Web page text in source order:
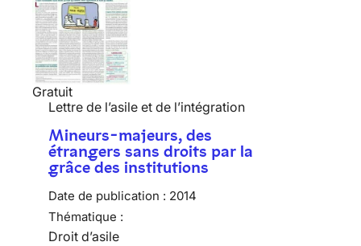
Gratuit
Lettre de l’asile et de l’intégration
Mineurs-majeurs, des
étrangers sans droits par la
grâce des institutions
Date de publication : 2014
Thématique :
Droit d’asile